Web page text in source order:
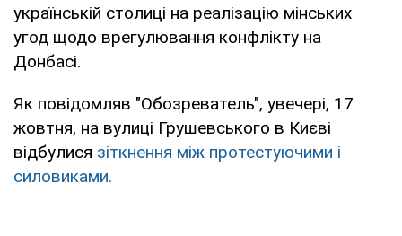
українській столиці на реалізацію мінських
угод щодо врегулювання конфлікту на
Донбасі.
Як повідомляв "Обозреватель", увечері, 17
жовтня, на вулиці Грушевського в Києві
відбулися зіткнення між протестуючими і
силовиками.